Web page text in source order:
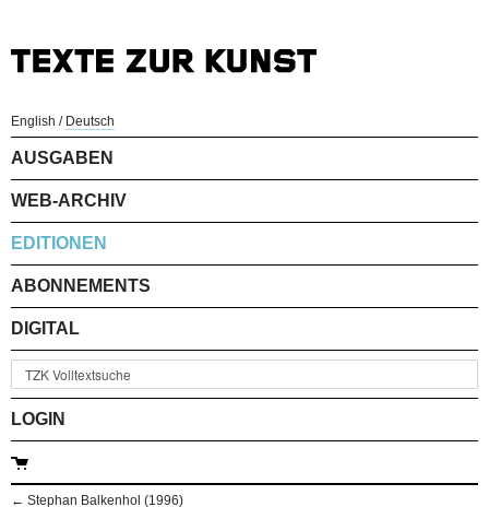
English / Deutsch
AUSGABEN
WEB-ARCHIV
EDITIONEN
ABONNEMENTS
DIGITAL
LOGIN
← Stephan Balkenhol (1996)